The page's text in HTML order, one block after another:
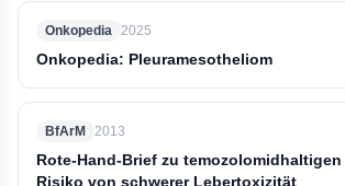
Onkopedia 2025
Onkopedia: Pleuramesotheliom
BfArM 2013
Rote-Hand-Brief zu
Risiko von schwerer Lebertoxizität